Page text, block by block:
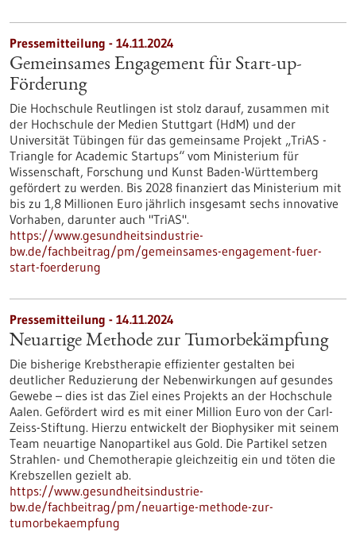
Pressemitteilung - 14.11.2024
Gemeinsames Engagement für Start-up-
Förderung
Die Hochschule Reutlingen ist stolz darauf, zusammen mit
der Hochschule der Medien Stuttgart (HdM) und der
Universität Tübingen für das gemeinsame Projekt „TriAS -
Triangle for Academic Startups“ vom Ministerium für
Wissenschaft, Forschung und Kunst Baden-Württemberg
gefördert zu werden. Bis 2028 finanziert das Ministerium mit
bis zu 1,8 Millionen Euro jährlich insgesamt sechs innovative
Vorhaben, darunter auch "TriAS".
https://www.gesundheitsindustrie-
bw.de/fachbeitrag/pm/gemeinsames-engagement-fuer-
start-foerderung
Pressemitteilung - 14.11.2024
Neuartige Methode zur Tumorbekämpfung
Die bisherige Krebstherapie effizienter gestalten bei
deutlicher Reduzierung der Nebenwirkungen auf gesundes
Gewebe – dies ist das Ziel eines Projekts an der Hochschule
Aalen. Gefördert wird es mit einer Million Euro von der Carl-
Zeiss-Stiftung. Hierzu entwickelt der Biophysiker mit seinem
Team neuartige Nanopartikel aus Gold. Die Partikel setzen
Strahlen- und Chemotherapie gleichzeitig ein und töten die
Krebszellen gezielt ab.
https://www.gesundheitsindustrie-
bw.de/fachbeitrag/pm/neuartige-methode-zur-
tumorbekaempfung